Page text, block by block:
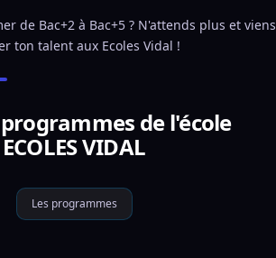
de Bac+2 à Bac+5 ? N'attends plus et viens
ton talent aux Ecoles Vidal !
de l'école
ECOLES VIDAL
Les programmes